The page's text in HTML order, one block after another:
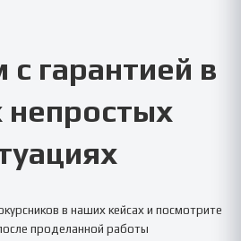
гарантией в
непростых
в наших кейсах и посмотрите
проделанной работы